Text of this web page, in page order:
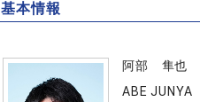
基本情報
阿部 隼也
ABE JUNYA